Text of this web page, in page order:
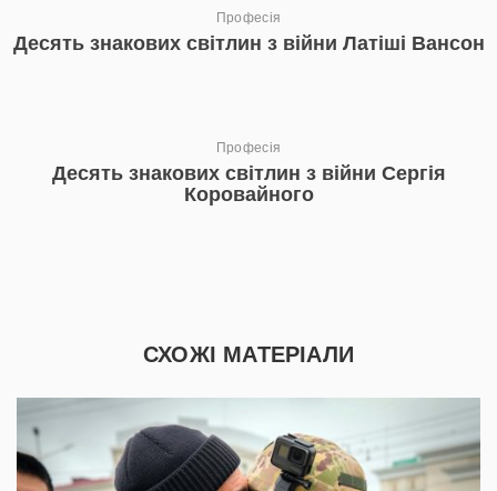
Професія
Десять знакових світлин з війни Латіші Вансон
Професія
Десять знакових світлин з війни Сергія
Коровайного
СХОЖІ МАТЕРІАЛИ